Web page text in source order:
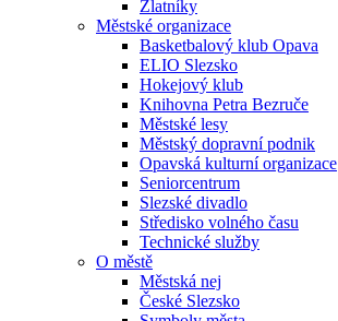
Zlatníky
Městské organizace
Basketbalový klub Opava
ELIO Slezsko
Hokejový klub
Knihovna Petra Bezruče
Městské lesy
Městský dopravní podnik
Opavská kulturní organizace
Seniorcentrum
Slezské divadlo
Středisko volného času
Technické služby
O městě
Městská nej
České Slezsko